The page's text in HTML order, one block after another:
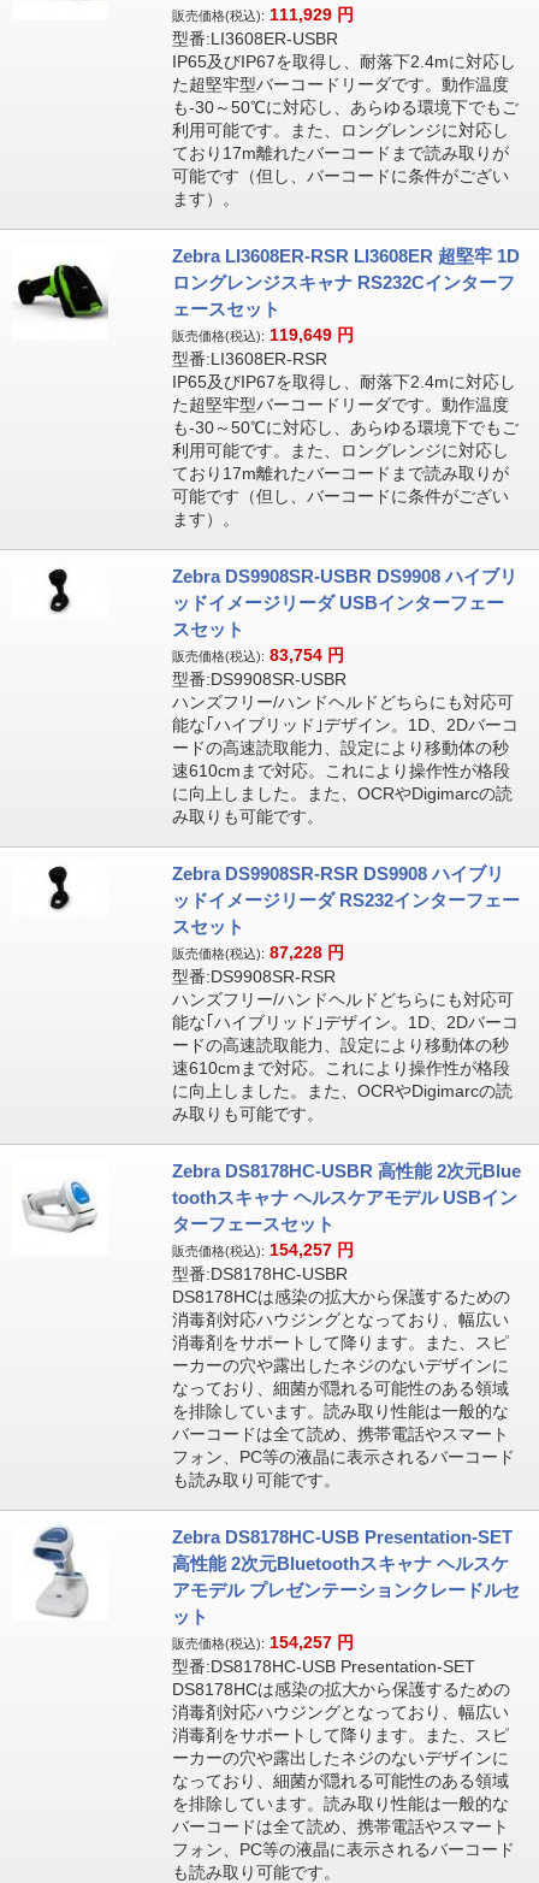
販売価格(税込): 111,929 円
型番:LI3608ER-USBR
IP65及びIP67を取得し、耐落下2.4mに対応し
た超堅牢型バーコードリーダです。動作温度
も-30～50℃に対応し、あらゆる環境下でもご
利用可能です。また、ロングレンジに対応し
ており17m離れたバーコードまで読み取りが
可能です（但し、バーコードに条件がござい
ます）。
Zebra LI3608ER-RSR LI3608ER 超堅牢 1D
ロングレンジスキャナ RS232Cインターフ
ェースセット
販売価格(税込): 119,649 円
型番:LI3608ER-RSR
IP65及びIP67を取得し、耐落下2.4mに対応し
た超堅牢型バーコードリーダです。動作温度
も-30～50℃に対応し、あらゆる環境下でもご
利用可能です。また、ロングレンジに対応し
ており17m離れたバーコードまで読み取りが
可能です（但し、バーコードに条件がござい
ます）。
Zebra DS9908SR-USBR DS9908 ハイブリ
ッドイメージリーダ USBインターフェー
スセット
販売価格(税込): 83,754 円
型番:DS9908SR-USBR
ハンズフリー/ハンドヘルドどちらにも対応可
能な｢ハイブリッド｣デザイン。1D、2Dバーコ
ードの高速読取能力、設定により移動体の秒
速610cmまで対応。これにより操作性が格段
に向上しました。また、OCRやDigimarcの読
み取りも可能です。
Zebra DS9908SR-RSR DS9908 ハイブリ
ッドイメージリーダ RS232インターフェー
スセット
販売価格(税込): 87,228 円
型番:DS9908SR-RSR
ハンズフリー/ハンドヘルドどちらにも対応可
能な｢ハイブリッド｣デザイン。1D、2Dバーコ
ードの高速読取能力、設定により移動体の秒
速610cmまで対応。これにより操作性が格段
に向上しました。また、OCRやDigimarcの読
み取りも可能です。
Zebra DS8178HC-USBR 高性能 2次元Blue
toothスキャナ ヘルスケアモデル USBイン
ターフェースセット
販売価格(税込): 154,257 円
型番:DS8178HC-USBR
DS8178HCは感染の拡大から保護するための
消毒剤対応ハウジングとなっており、幅広い
消毒剤をサポートして降ります。また、スピ
ーカーの穴や露出したネジのないデザインに
なっており、細菌が隠れる可能性のある領域
を排除しています。読み取り性能は一般的な
バーコードは全て読め、携帯電話やスマート
フォン、PC等の液晶に表示されるバーコード
も読み取り可能です。
Zebra DS8178HC-USB Presentation-SET
高性能 2次元Bluetoothスキャナ ヘルスケ
アモデル プレゼンテーションクレードルセ
ット
販売価格(税込): 154,257 円
型番:DS8178HC-USB Presentation-SET
DS8178HCは感染の拡大から保護するための
消毒剤対応ハウジングとなっており、幅広い
消毒剤をサポートして降ります。また、スピ
ーカーの穴や露出したネジのないデザインに
なっており、細菌が隠れる可能性のある領域
を排除しています。読み取り性能は一般的な
バーコードは全て読め、携帯電話やスマート
フォン、PC等の液晶に表示されるバーコード
も読み取り可能です。